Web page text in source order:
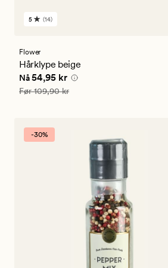
14
en
gjennomsnittlig
vurdering
på
5
5 (14)
Flower
Hårklype beige
Nåværende pris
Nå54,95 kr
Vanlig pris 109,90 kr
Før109,90 kr
-30%